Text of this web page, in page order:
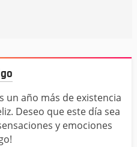
un año más de existencia
Deseo que este día sea
y emociones